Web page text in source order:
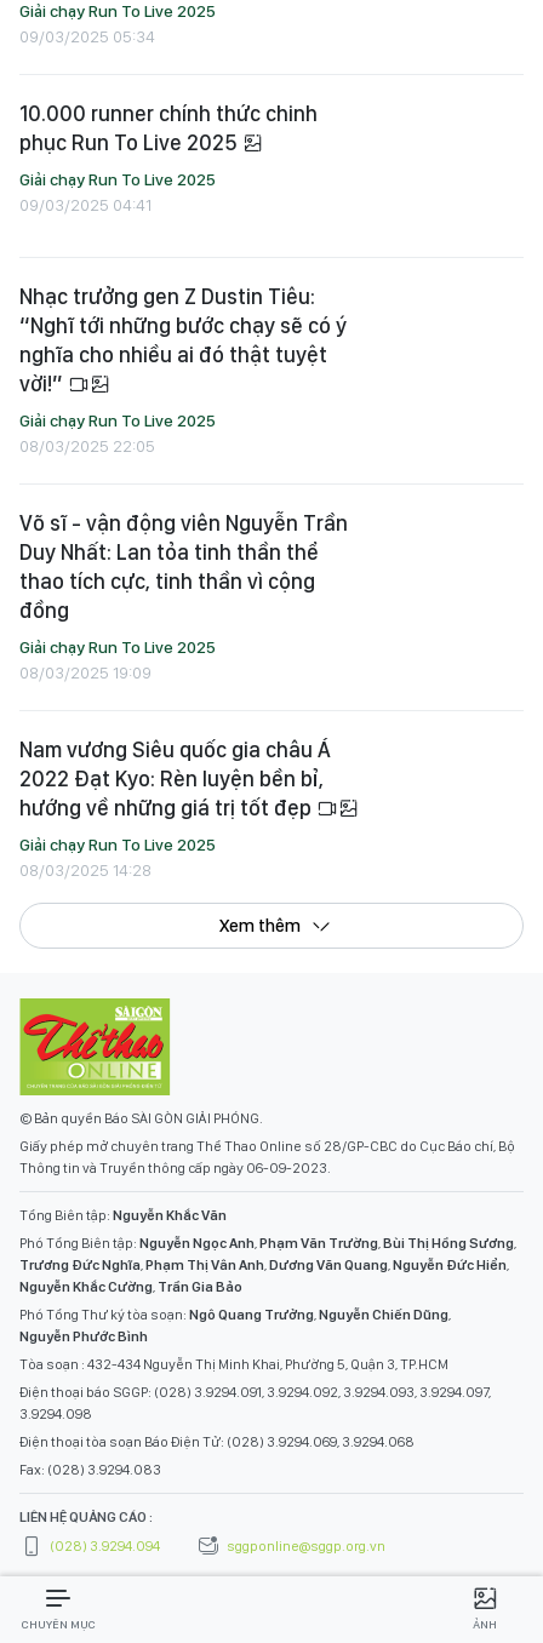
Giải chạy Run To Live 2025
09/03/2025 05:34
10.000 runner chính thức chinh
phục Run To Live 2025
Giải chạy Run To Live 2025
09/03/2025 04:41
Nhạc trưởng gen Z Dustin Tiêu:
“Nghĩ tới những bước chạy sẽ có ý
nghĩa cho nhiều ai đó thật tuyệt
vời!”
Giải chạy Run To Live 2025
08/03/2025 22:05
Võ sĩ - vận động viên Nguyễn Trần
Duy Nhất: Lan tỏa tinh thần thể
thao tích cực, tinh thần vì cộng
đồng
Giải chạy Run To Live 2025
08/03/2025 19:09
Nam vương Siêu quốc gia châu Á
2022 Đạt Kyo: Rèn luyện bền bỉ,
hướng về những giá trị tốt đẹp
Giải chạy Run To Live 2025
08/03/2025 14:28
Xem thêm
© Bản quyền Báo SÀI GÒN GIẢI PHÓNG.
Giấy phép mở chuyên trang Thể Thao Online số 28/GP-CBC do Cục Báo chí, Bộ
Thông tin và Truyền thông cấp ngày 06-09-2023.
Tổng Biên tập: Nguyễn Khắc Văn
Phó Tổng Biên tập: Nguyễn Ngọc Anh,Phạm Văn Trường,Bùi Thị Hồng Sương,
Trương Đức Nghĩa,Phạm Thị Vân Anh,Dương Văn Quang,Nguyễn Đức Hiển,
Nguyễn Khắc Cường, Trần Gia Bảo
Phó Tổng Thư ký tòa soạn: Ngô Quang Trưởng,Nguyễn Chiến Dũng,
Nguyễn Phước Bình
Tòa soạn : 432-434 Nguyễn Thị Minh Khai, Phường 5, Quận 3, TP.HCM
Điện thoại báo SGGP: (028) 3.9294.091, 3.9294.092, 3.9294.093, 3.9294.097,
3.9294.098
Điện thoại tòa soạn Báo Điện Tử: (028) 3.9294.069, 3.9294.068
Fax: (028) 3.9294.083
LIÊN HỆ QUẢNG CÁO :
(028) 3.9294.094
sggponline@sggp.org.vn
CHUYÊN MỤC ẢNH